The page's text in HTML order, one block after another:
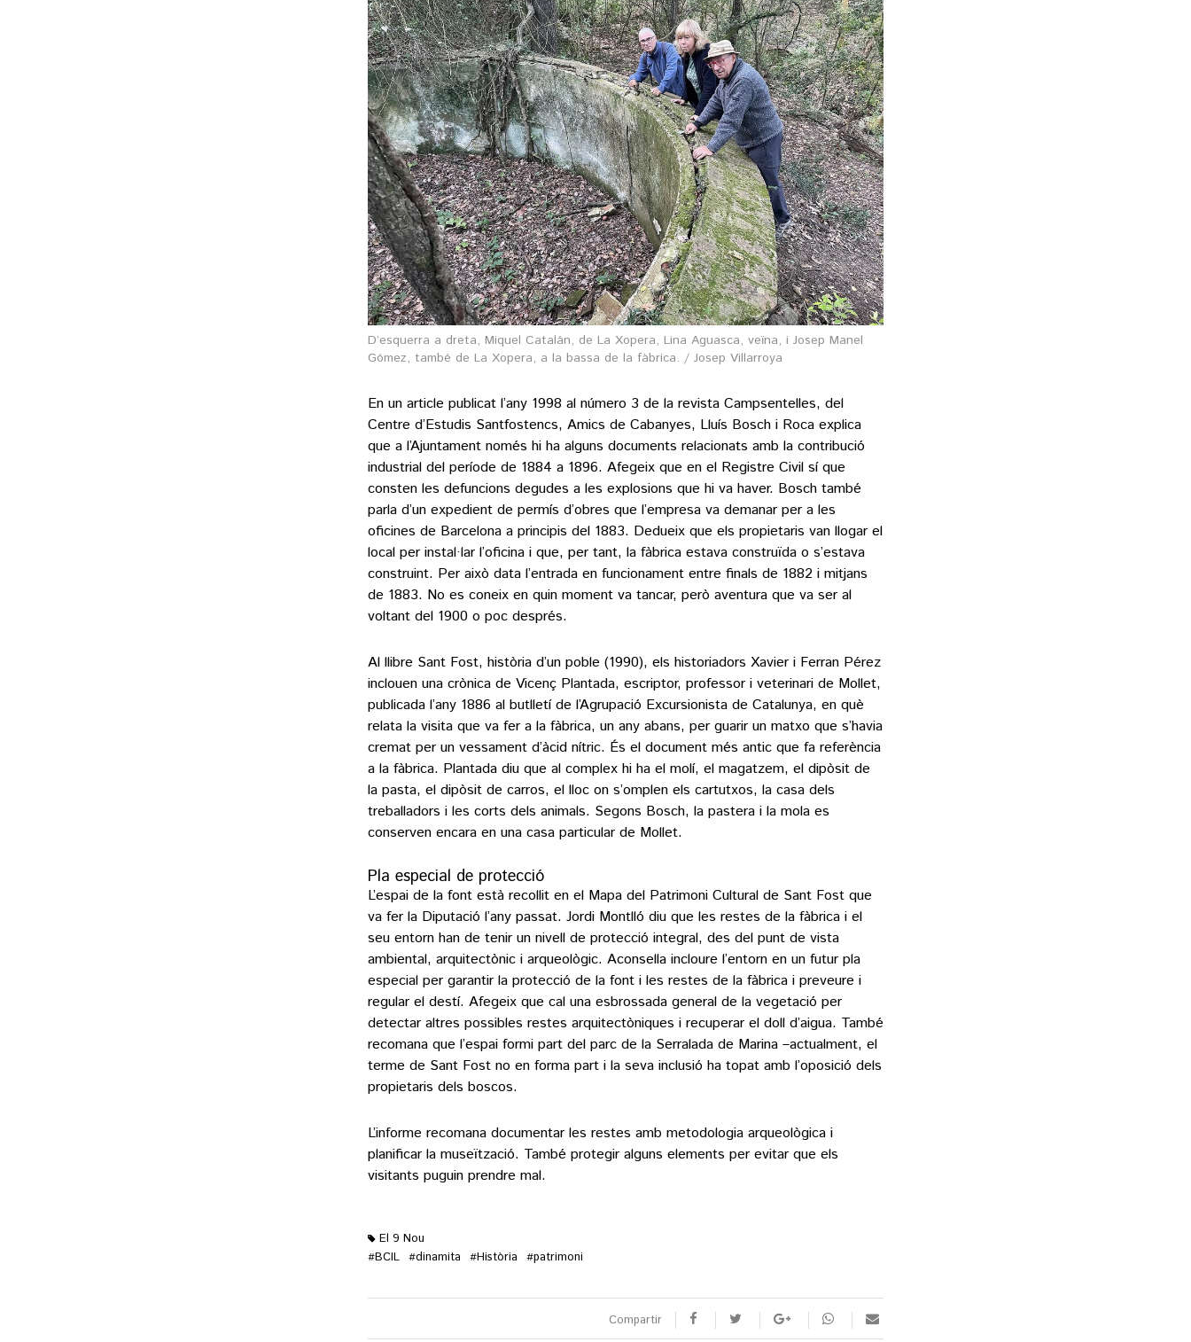
D’esquerra a dreta, Miquel Catalán, de La Xopera, Lina Aguasca, veïna, i Josep Manel
Gómez, també de La Xopera, a la bassa de la fàbrica. / Josep Villarroya
En un article publicat l’any 1998 al número 3 de la revista Campsentelles, del
Centre d’Estudis Santfostencs, Amics de Cabanyes, Lluís Bosch i Roca explica
que a l’Ajuntament només hi ha alguns documents relacionats amb la contribució
industrial del període de 1884 a 1896. Afegeix que en el Registre Civil sí que
consten les defuncions degudes a les explosions que hi va haver. Bosch també
parla d’un expedient de permís d’obres que l’empresa va demanar per a les
oficines de Barcelona a principis del 1883. Dedueix que els propietaris van llogar el
local per instal·lar l’oficina i que, per tant, la fàbrica estava construïda o s’estava
construint. Per això data l’entrada en funcionament entre finals de 1882 i mitjans
de 1883. No es coneix en quin moment va tancar, però aventura que va ser al
voltant del 1900 o poc després.
Al llibre Sant Fost, història d’un poble (1990), els historiadors Xavier i Ferran Pérez
inclouen una crònica de Vicenç Plantada, escriptor, professor i veterinari de Mollet,
publicada l’any 1886 al butlletí de l’Agrupació Excursionista de Catalunya, en què
relata la visita que va fer a la fàbrica, un any abans, per guarir un matxo que s’havia
cremat per un vessament d’àcid nítric. És el document més antic que fa referència
a la fàbrica. Plantada diu que al complex hi ha el molí, el magatzem, el dipòsit de
la pasta, el dipòsit de carros, el lloc on s’omplen els cartutxos, la casa dels
treballadors i les corts dels animals. Segons Bosch, la pastera i la mola es
conserven encara en una casa particular de Mollet.
Pla especial de protecció
L’espai de la font està recollit en el Mapa del Patrimoni Cultural de Sant Fost que
va fer la Diputació l’any passat. Jordi Montlló diu que les restes de la fàbrica i el
seu entorn han de tenir un nivell de protecció integral, des del punt de vista
ambiental, arquitectònic i arqueològic. Aconsella incloure l’entorn en un futur pla
especial per garantir la protecció de la font i les restes de la fàbrica i preveure i
regular el destí. Afegeix que cal una esbrossada general de la vegetació per
detectar altres possibles restes arquitectòniques i recuperar el doll d’aigua. També
recomana que l’espai formi part del parc de la Serralada de Marina –actualment, el
terme de Sant Fost no en forma part i la seva inclusió ha topat amb l’oposició dels
propietaris dels boscos.
L’informe recomana documentar les restes amb metodologia arqueològica i
planificar la museïtzació. També protegir alguns elements per evitar que els
visitants puguin prendre mal.
El 9 Nou
#BCIL #dinamita #Història #patrimoni
M'agrada
Compartir